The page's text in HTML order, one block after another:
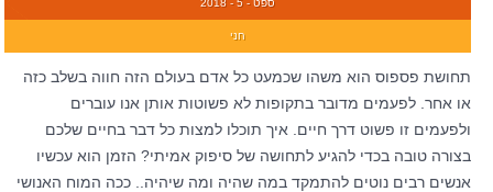
ספט - 5 - 2018
חני
תחושת פספוס הוא משהו שכמעט כל אדם בעולם הזה חווה בשלב כזה
או אחר. לפעמים מדובר בתקופות לא פשוטות אותן אנו עוברים
ולפעמים זו פשוט דרך חיים. איך תוכלו למצות כל דבר בחיים שלכם
בצורה טובה בכדי להגיע לתחושה של סיפוק אמיתי? הזמן הוא עכשיו
אנשים רבים נוטים להתמקד במה שהיה ומה שיהיה.. ככה המוח האנושי